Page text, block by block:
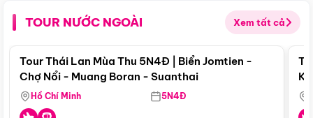
TOUR NƯỚC NGOÀI Xem tất cả
Điểm nổi bật
Tour Thái Lan Mùa Thu 5N4Đ | Biển Jomtien -
Chợ Nổi - Muang Boran - Suanthai
Hồ Chí Minh 5N4Đ